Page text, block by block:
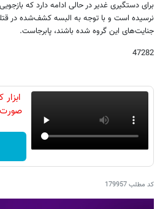
نرسیده است و با توجه به البسه کشف‌شده در
جنایت‌های این گروه شده باشند، پابرجاست.
47282
صورت
کد مطلب179957